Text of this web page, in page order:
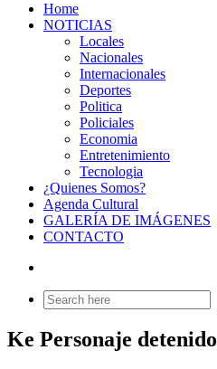
Home
NOTICIAS
Locales
Nacionales
Internacionales
Deportes
Politica
Policiales
Economia
Entretenimiento
Tecnologia
¿Quienes Somos?
Agenda Cultural
GALERÍA DE IMÁGENES
CONTACTO
Search
for:
Ke Personaje detenido